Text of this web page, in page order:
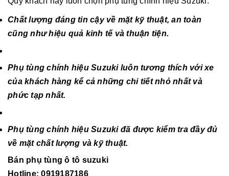
Chất lượng đáng tin cậy về mặt kỹ thuật, an toàn
cũng như hiệu quả kinh tế và thuận tiện.
Phụ tùng chính hiệu Suzuki luôn tương thích với xe
của khách hàng kể cả những chi tiết nhỏ nhất và
phức tạp nhất.
Phụ tùng chính hiệu Suzuki đã được kiểm tra đầy đủ
về mặt chất lượng và kỹ thuật.
Bán phụ tùng ô tô suzuki
Hotline: 0919187186